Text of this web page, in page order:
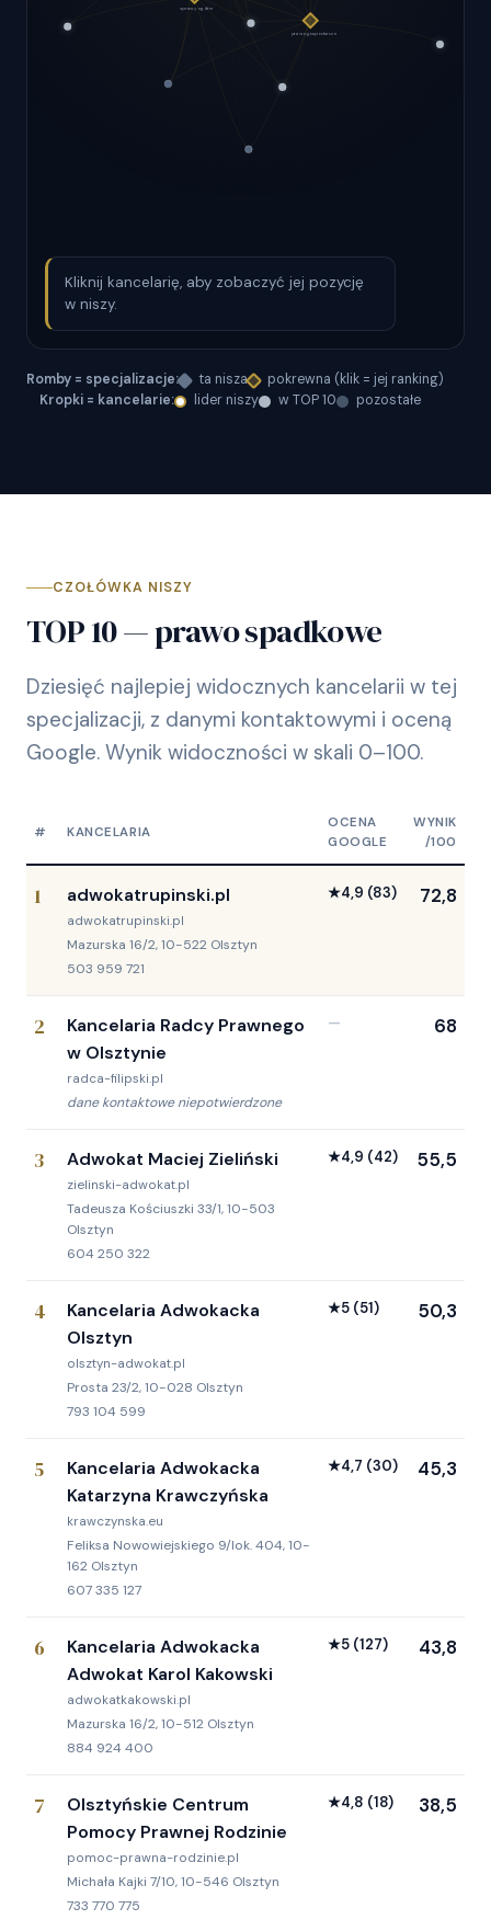
Kliknij kancelarię, aby zobaczyć jej pozycję
w niszy.
Romby = specjalizacje: ta nisza
pokrewna (klik = jej ranking)
Kropki = kancelarie:
lider niszy w TOP 10 pozostałe
CZOŁÓWKA NISZY
TOP 10 — prawo spadkowe
Dziesięć najlepiej widocznych kancelarii w tej
specjalizacji, z danymi kontaktowymi i oceną
Google. Wynik widoczności w skali 0–100.
# KANCELARIA
OCENA
GOOGLE
WYNIK
/100
1 adwokatrupinski.pl
adwokatrupinski.pl
Mazurska 16/2, 10-522 Olsztyn
503 959 721
★4,9 (83) 72,8
2
Kancelaria Radcy Prawnego
w Olsztynie
radca-filipski.pl
dane kontaktowe niepotwierdzone
— 68
3 Adwokat Maciej Zieliński
zielinski-adwokat.pl
Tadeusza Kościuszki 33/1, 10-503
Olsztyn
604 250 322
★4,9 (42) 55,5
4
Kancelaria Adwokacka
Olsztyn
olsztyn-adwokat.pl
Prosta 23/2, 10-028 Olsztyn
793 104 599
★5 (51) 50,3
5
Kancelaria Adwokacka
Katarzyna Krawczyńska
krawczynska.eu
Feliksa Nowowiejskiego 9/lok. 404, 10-
162 Olsztyn
607 335 127
★4,7 (30) 45,3
6
Kancelaria Adwokacka
Adwokat Karol Kakowski
adwokatkakowski.pl
Mazurska 16/2, 10-512 Olsztyn
884 924 400
★5 (127) 43,8
7
Olsztyńskie Centrum
Pomocy Prawnej Rodzinie
pomoc-prawna-rodzinie.pl
Michała Kajki 7/10, 10-546 Olsztyn
733 770 775
★4,8 (18) 38,5